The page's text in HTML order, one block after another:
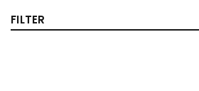
FILTER